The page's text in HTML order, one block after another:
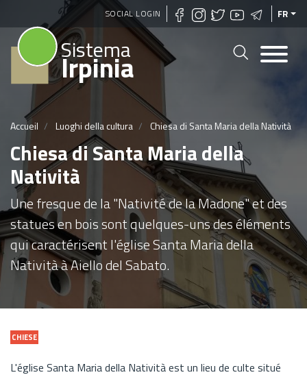
Aller
au
contenu
principal
SOCIAL LOGIN FR
Sistema
Irpinia
Accueil Luoghi della cultura Chiesa di Santa Maria della Natività
Chiesa di Santa Maria della
Natività
Une fresque de la "Nativité de la Madone" et des
statues en bois sont quelques-uns des éléments
qui caractérisent l'église Santa Maria della
Natività à Aiello del Sabato.
CHIESE
L'église Santa Maria della Natività est un lieu de culte situé